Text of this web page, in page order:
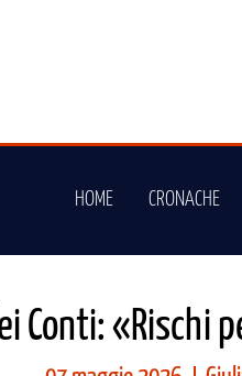
HOME CRONACHE
Conti: «Rischi